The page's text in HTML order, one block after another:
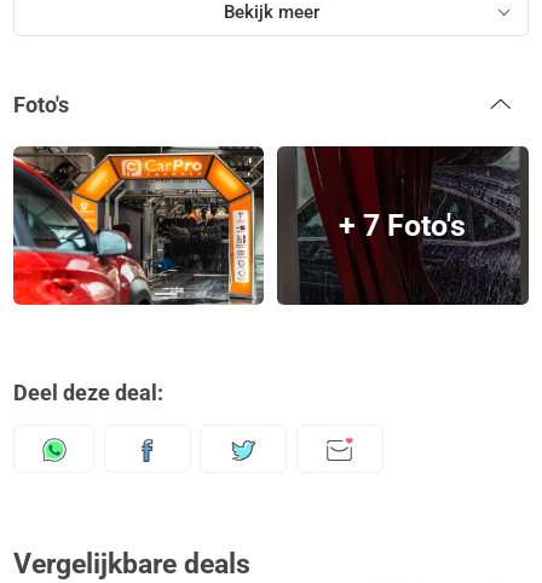
Bekijk meer
Foto's
+ 7 Foto's
Deel deze deal:
Vergelijkbare deals